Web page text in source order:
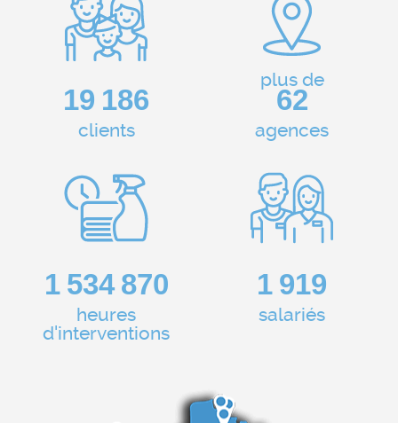
23 548
clients
plus de
76
agences
1 883 838
heures
d'interventions
2 355
salariés